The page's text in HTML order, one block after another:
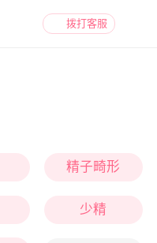
拨打客服
精子畸形
少精